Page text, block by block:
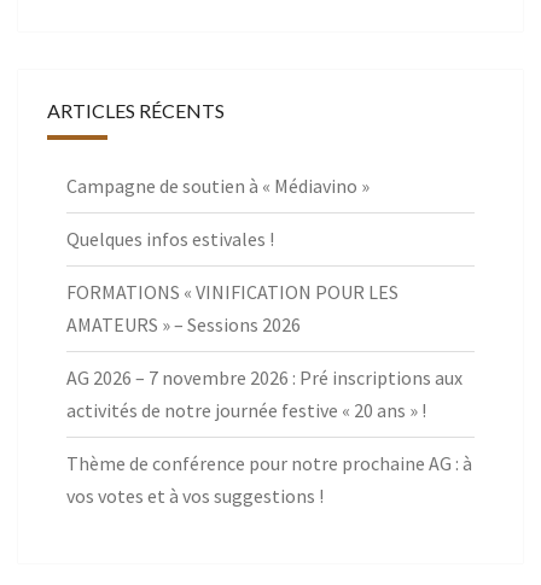
ARTICLES RÉCENTS
Campagne de soutien à « Médiavino »
Quelques infos estivales !
FORMATIONS « VINIFICATION POUR LES
AMATEURS » – Sessions 2026
AG 2026 – 7 novembre 2026 : Pré inscriptions aux
activités de notre journée festive « 20 ans » !
Thème de conférence pour notre prochaine AG : à
vos votes et à vos suggestions !